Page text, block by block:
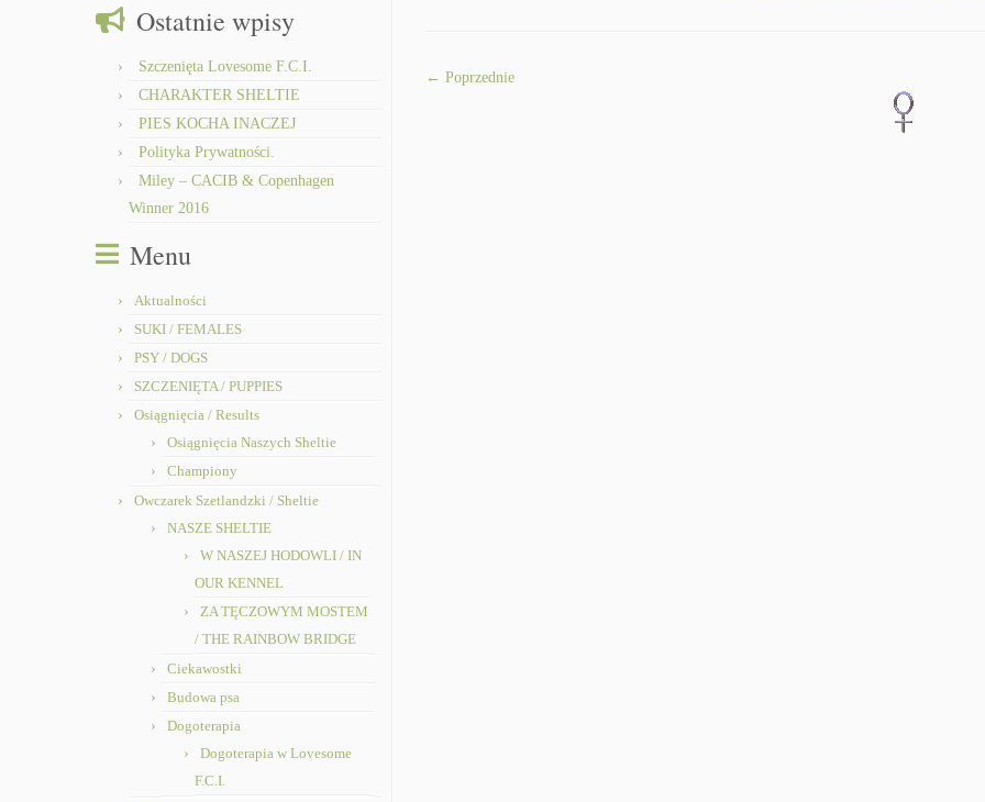
Ostatnie wpisy
Szczenięta Lovesome F.C.I.
CHARAKTER SHELTIE
PIES KOCHA INACZEJ
Polityka Prywatności.
Miley – CACIB & Copenhagen
Winner 2016
Menu
Aktualności
SUKI / FEMALES
PSY / DOGS
SZCZENIĘTA / PUPPIES
Osiągnięcia / Results
Osiągnięcia Naszych Sheltie
Championy
Owczarek Szetlandzki / Sheltie
NASZE SHELTIE
W NASZEJ HODOWLI / IN
OUR KENNEL
ZA TĘCZOWYM MOSTEM
/ THE RAINBOW BRIDGE
Ciekawostki
Budowa psa
Dogoterapia
Dogoterapia w Lovesome
F.C.I.
← Poprzednie